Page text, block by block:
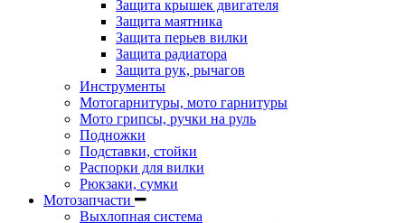
Защита крышек двигателя
Защита маятника
Защита перьев вилки
Защита радиатора
Защита рук, рычагов
Инструменты
Мотогарнитуры, мото гарнитуры
Мото грипсы, ручки на руль
Подножки
Подставки, стойки
Распорки для вилки
Рюкзаки, сумки
Мотозапчасти
Выхлопная система